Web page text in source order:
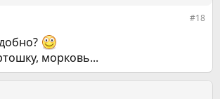
#18
морковь...